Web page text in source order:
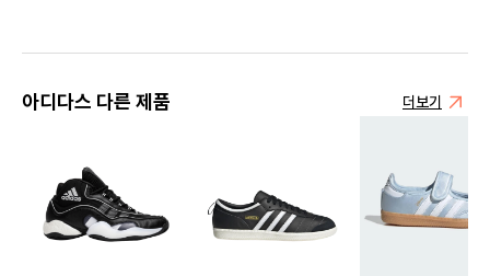
아디다스 다른 제품 더보기